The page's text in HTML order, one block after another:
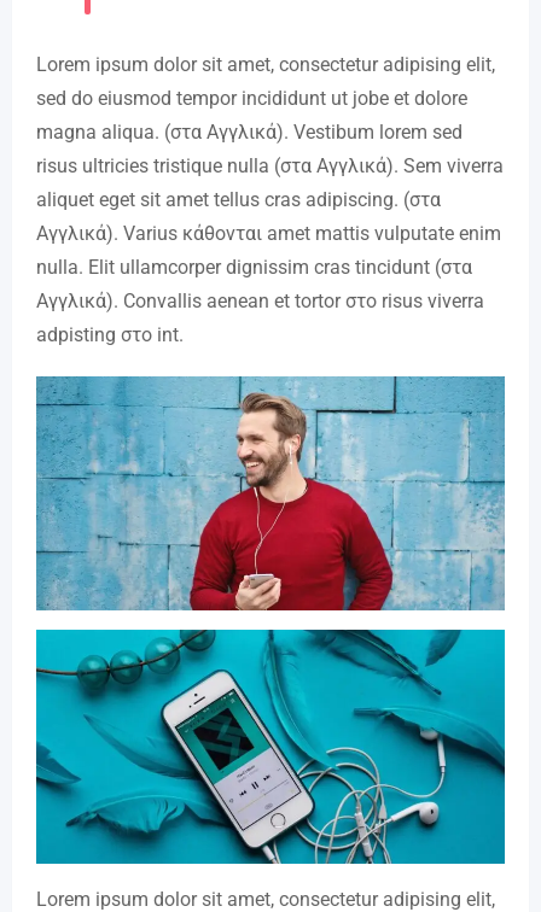
Lorem ipsum dolor sit amet, consectetur adipising elit,
sed do eiusmod tempor incididunt ut jobe et dolore
magna aliqua. (στα Αγγλικά). Vestibum lorem sed
risus ultricies tristique nulla (στα Αγγλικά). Sem viverra
aliquet eget sit amet tellus cras adipiscing. (στα
Αγγλικά). Varius κάθονται amet mattis vulputate enim
nulla. Elit ullamcorper dignissim cras tincidunt (στα
Αγγλικά). Convallis aenean et tortor στο risus viverra
adpisting στο int.
Lorem ipsum dolor sit amet, consectetur adipising elit,